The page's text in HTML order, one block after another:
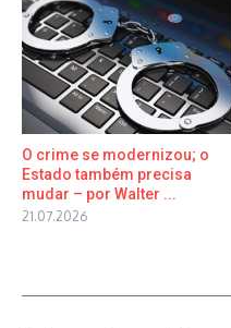
O crime se modernizou; o
Estado também precisa
mudar – por Walter ...
21.07.2026